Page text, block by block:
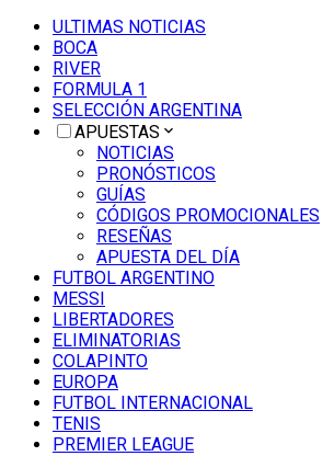
ULTIMAS NOTICIAS
BOCA
RIVER
FORMULA 1
SELECCIÓN ARGENTINA
APUESTAS
NOTICIAS
PRONÓSTICOS
GUÍAS
CÓDIGOS PROMOCIONALES
RESEÑAS
APUESTA DEL DÍA
FUTBOL ARGENTINO
MESSI
LIBERTADORES
ELIMINATORIAS
COLAPINTO
EUROPA
FUTBOL INTERNACIONAL
TENIS
PREMIER LEAGUE